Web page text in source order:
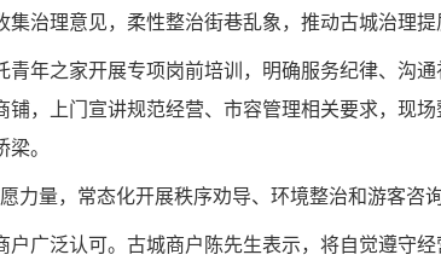
集治理意见，柔性整治街巷乱象，推动古城治理提
青年之家开展专项岗前培训，明确服务纪律、沟
铺，上门宣讲规范经营、市容管理相关要求，现
。
力量，常态化开展秩序劝导、环境整治和游客咨
户广泛认可。古城商户陈先生表示，将自觉遵守